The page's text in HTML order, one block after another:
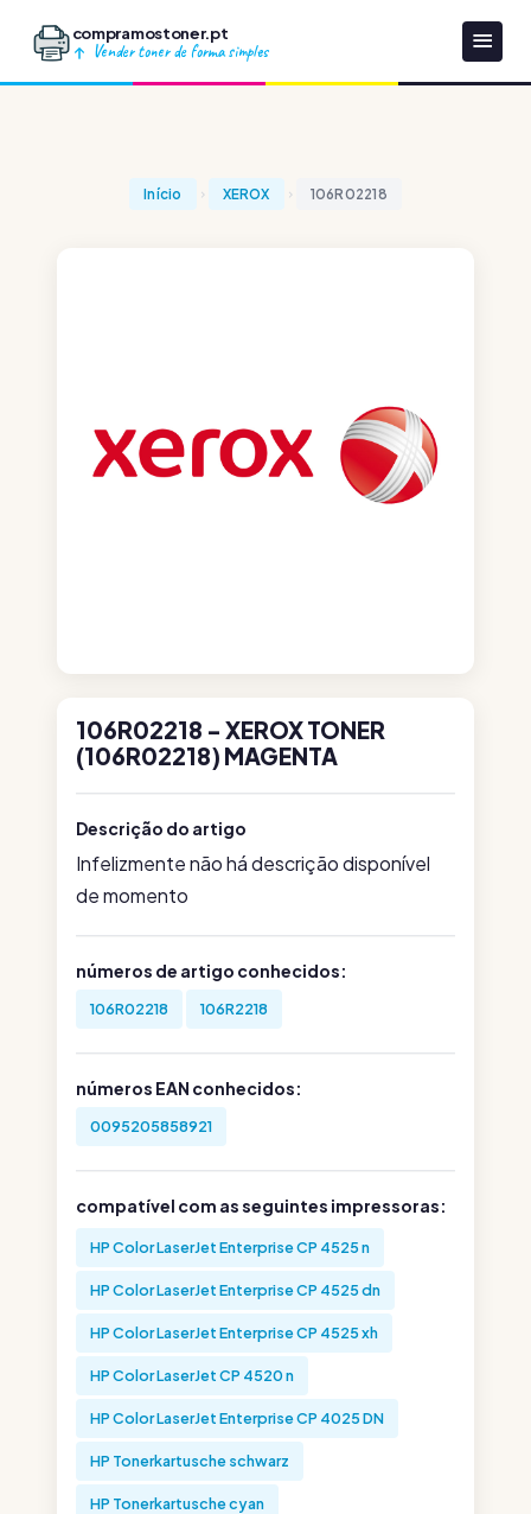
compramostoner.pt
Vender toner de forma simples
Início XEROX 106R02218
106R02218 - XEROX TONER
(106R02218) MAGENTA
Descrição do artigo
Infelizmente não há descrição disponível
de momento
números de artigo conhecidos:
106R02218 106R2218
números EAN conhecidos:
0095205858921
compatível com as seguintes impressoras:
HP Color LaserJet Enterprise CP 4525 n
HP Color LaserJet Enterprise CP 4525 dn
HP Color LaserJet Enterprise CP 4525 xh
HP Color LaserJet CP 4520 n
HP Color LaserJet Enterprise CP 4025 DN
HP Tonerkartusche schwarz
HP Tonerkartusche cyan